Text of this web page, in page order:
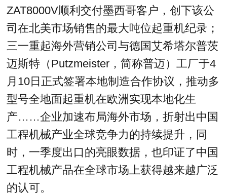
ZAT8000V顺利交付墨西哥客户，创下该公
司在北美市场销售的最大吨位起重机纪录；
三一重起海外营销公司与德国艾希塔尔普茨
迈斯特（Putzmeister，简称普迈）工厂于4
月10日正式签署本地制造合作协议，推动多
型号全地面起重机在欧洲实现本地化生
产……企业加速布局海外市场，折射出中国
工程机械产业全球竞争力的持续提升，同
时，一季度出口的亮眼数据，也印证了中国
工程机械产品在全球市场上获得越来越广泛
的认可。